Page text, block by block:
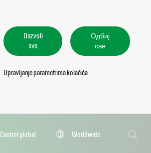
Dozvoli
sve
Одбиј
све
Upravljanje parametrima kolačića
Castrol global
Worldwide
Pretraga